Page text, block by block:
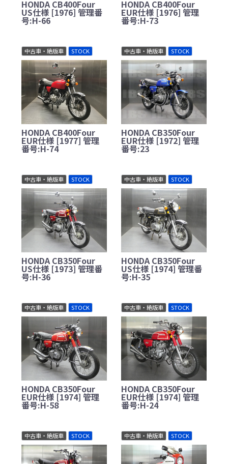
HONDA CB400Four
US仕様 [1976] 管理番
号:H-66
HONDA CB400Four
EUR仕様 [1976] 管理
番号:H-73
中古車・絶版車 STOCK
HONDA CB400Four
EUR仕様 [1977] 管理
番号:H-74
中古車・絶版車 STOCK
HONDA CB350Four
EUR仕様 [1972] 管理
番号:23
中古車・絶版車 STOCK
HONDA CB350Four
US仕様 [1973] 管理番
号:H-36
中古車・絶版車 STOCK
HONDA CB350Four
US仕様 [1974] 管理番
号:H-35
中古車・絶版車 STOCK
HONDA CB350Four
EUR仕様 [1974] 管理
番号:H-58
中古車・絶版車 STOCK
HONDA CB350Four
EUR仕様 [1974] 管理
番号:H-24
中古車・絶版車 STOCK 中古車・絶版車 STOCK